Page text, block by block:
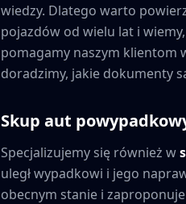
wiedzy. Dlatego warto
pojazdów od wielu lat i
pomagamy naszym klientom
doradzimy, jakie dokumenty
Skup aut
Specjalizujemy się również w
uległ wypadkowi i jego
obecnym stanie i